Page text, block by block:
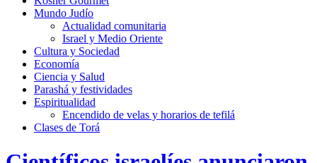
Mundo Judío
Actualidad comunitaria
Israel y Medio Oriente
Cultura y Sociedad
Economía
Ciencia y Salud
Parashá y festividades
Espiritualidad
Encendido de velas y horarios de tefilá
Clases de Torá